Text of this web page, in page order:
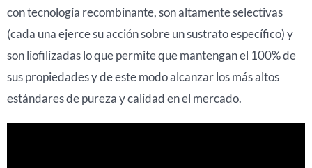
con tecnología recombinante, son altamente selectivas
(cada una ejerce su acción sobre un sustrato específico) y
son liofilizadas lo que permite que mantengan el 100% de
sus propiedades y de este modo alcanzar los más altos
estándares de pureza y calidad en el mercado.